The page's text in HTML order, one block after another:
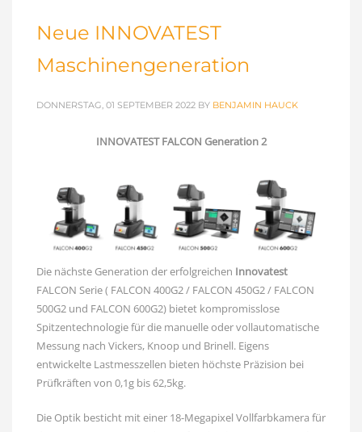
Neue INNOVATEST
Maschinengeneration
DONNERSTAG, 01 SEPTEMBER 2022 BY BENJAMIN HAUCK
INNOVATEST FALCON Generation 2
Die nächste Generation der erfolgreichen Innovatest
FALCON Serie ( FALCON 400G2 / FALCON 450G2 / FALCON
500G2 und FALCON 600G2) bietet kompromisslose
Spitzentechnologie für die manuelle oder vollautomatische
Messung nach Vickers, Knoop und Brinell. Eigens
entwickelte Lastmesszellen bieten höchste Präzision bei
Prüfkräften von 0,1g bis 62,5kg.
Die Optik besticht mit einer 18-Megapixel Vollfarbkamera für